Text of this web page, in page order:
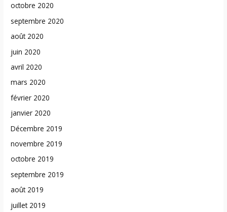
octobre 2020
septembre 2020
août 2020
juin 2020
avril 2020
mars 2020
février 2020
janvier 2020
Décembre 2019
novembre 2019
octobre 2019
septembre 2019
août 2019
juillet 2019